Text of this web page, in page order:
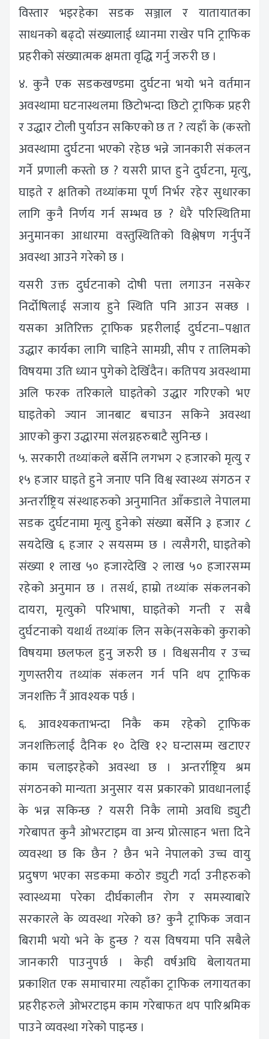
विस्तार भइरहेका सडक सञ्जाल र यातायातका
साधनको बढ्दो संख्यालाई ध्यानमा राखेर पनि ट्राफिक
प्रहरीको संख्यात्मक क्षमता वृद्धि गर्नु जरुरी छ ।
४. कुनै एक सडकखण्डमा दुर्घटना भयो भने वर्तमान
अवस्थामा घटनास्थलमा छिटोभन्दा छिटो ट्राफिक प्रहरी
र उद्धार टोली पुर्याउन सकिएको छ त ? त्यहाँ के (कस्तो
अवस्थामा दुर्घटना भएको रहेछ भन्ने जानकारी संकलन
गर्ने प्रणाली कस्तो छ ? यसरी प्राप्त हुने दुर्घटना, मृत्यु,
घाइते र क्षतिको तथ्यांकमा पूर्ण निर्भर रहेर सुधारका
लागि कुनै निर्णय गर्न सम्भव छ ? धेरै परिस्थितिमा
अनुमानका आधारमा वस्तुस्थितिको विश्लेषण गर्नुपर्ने
अवस्था आउने गरेको छ ।
यसरी उक्त दुर्घटनाको दोषी पत्ता लगाउन नसकेर
निर्दोषिलाई सजाय हुने स्थिति पनि आउन सक्छ ।
यसका अतिरिक्त ट्राफिक प्रहरीलाई दुर्घटना–पश्चात
उद्धार कार्यका लागि चाहिने सामग्री, सीप र तालिमको
विषयमा उति ध्यान पुगेको देखिँदैन। कतिपय अवस्थामा
अलि फरक तरिकाले घाइतेको उद्धार गरिएको भए
घाइतेको ज्यान जानबाट बचाउन सकिने अवस्था
आएको कुरा उद्धारमा संलग्नहरुबाटै सुनिन्छ ।
५. सरकारी तथ्यांकले बर्सेनि लगभग २ हजारको मृत्यु र
१५ हजार घाइते हुने जनाए पनि विश्व स्वास्थ्य संगठन र
अन्तर्राष्ट्रिय संस्थाहरुको अनुमानित आँकडाले नेपालमा
सडक दुर्घटनामा मृत्यु हुनेको संख्या बर्सेनि ३ हजार ८
सयदेखि ६ हजार २ सयसम्म छ । त्यसैगरी, घाइतेको
संख्या १ लाख ५० हजारदेखि २ लाख ५० हजारसम्म
रहेको अनुमान छ । तसर्थ, हाम्रो तथ्यांक संकलनको
दायरा, मृत्युको परिभाषा, घाइतेको गन्ती र सबै
दुर्घटनाको यथार्थ तथ्यांक लिन सके(नसकेको कुराको
विषयमा छलफल हुनु जरुरी छ । विश्वसनीय र उच्च
गुणस्तरीय तथ्यांक संकलन गर्न पनि थप ट्राफिक
जनशक्ति नैं आवश्यक पर्छ ।
६. आवश्यकताभन्दा निकै कम रहेको ट्राफिक
जनशक्तिलाई दैनिक १० देखि १२ घन्टासम्म खटाएर
काम चलाइरहेको अवस्था छ । अन्तर्राष्ट्रिय श्रम
संगठनको मान्यता अनुसार यस प्रकारको प्रावधानलाई
के भन्न सकिन्छ ? यसरी निकै लामो अवधि ड्युटी
गरेबापत कुनै ओभरटाइम वा अन्य प्रोत्साहन भत्ता दिने
व्यवस्था छ कि छैन ? छैन भने नेपालको उच्च वायु
प्रदुषण भएका सडकमा कठोर ड्युटी गर्दा उनीहरुको
स्वास्थ्यमा परेका दीर्घकालीन रोग र समस्याबारे
सरकारले के व्यवस्था गरेको छ? कुनै ट्राफिक जवान
बिरामी भयो भने के हुन्छ ? यस विषयमा पनि सबैले
जानकारी पाउनुपर्छ । केही वर्षअघि बेलायतमा
प्रकाशित एक समाचारमा त्यहाँका ट्राफिक लगायतका
प्रहरीहरुले ओभरटाइम काम गरेबाफत थप पारिश्रमिक
पाउने व्यवस्था गरेको पाइन्छ ।